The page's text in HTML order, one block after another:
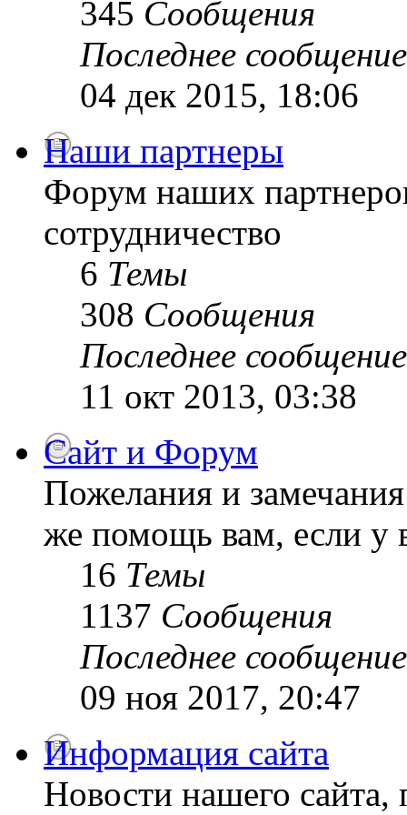
345 Сообщения
Последнее сообщение
04 дек 2015, 18:06
Наши партнеры
Форум наших
сотрудничество
6 Темы
308 Сообщения
Последнее сообщение
11 окт 2013, 03:38
Сайт и Форум
Пожелания и
же помощь вам, если у
16 Темы
1137 Сообщения
Последнее сообщение
09 ноя 2017, 20:47
Информация сайта
Новости нашего